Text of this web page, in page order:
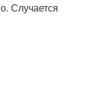
Случается